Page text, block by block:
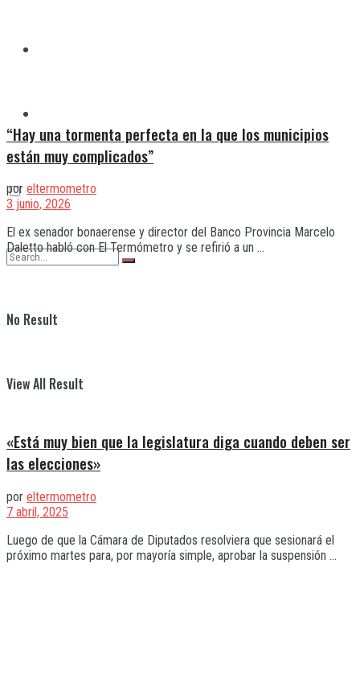
No Result
View All Result
“Hay una tormenta perfecta en la que los municipios
están muy complicados”
por eltermometro
3 junio, 2026
El ex senador bonaerense y director del Banco Provincia Marcelo
Daletto habló con El Termómetro y se refirió a un ...
«Está muy bien que la legislatura diga cuando deben ser
las elecciones»
por eltermometro
7 abril, 2025
Luego de que la Cámara de Diputados resolviera que sesionará el
próximo martes para, por mayoría simple, aprobar la suspensión ...